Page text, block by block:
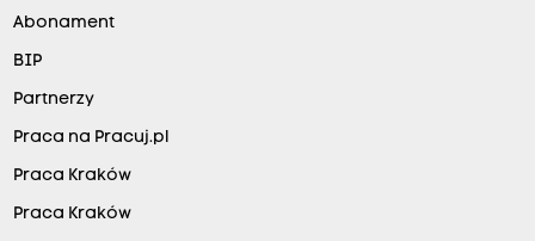
Abonament
BIP
Partnerzy
Praca na Pracuj.pl
Praca Kraków
Praca Kraków